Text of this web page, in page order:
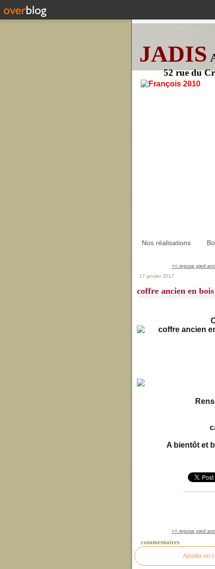
JADIS
52 rue du
Nos réalisations
<< repose pied
17 janvier 2017
coffre ancien en
A bientôt et
<< repose pied
commentaires
Ajouter un